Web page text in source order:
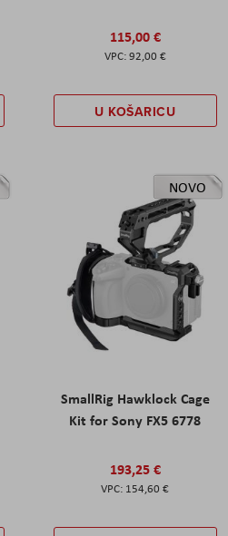
115,00 €
92,00 €
U KOŠARICU
NOVO
SmallRig Hawklock Cage
Kit for Sony FX5 6778
193,25 €
154,60 €